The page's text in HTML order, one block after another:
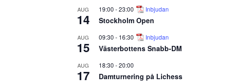
AUG
14
19:00 -23:00 Inbjudan
Stockholm Open
AUG
15
09:30 - 16:30 Inbjudan
Västerbottens Snabb-DM
AUG
17
18:30 -20:00
Damturnering på Lichess